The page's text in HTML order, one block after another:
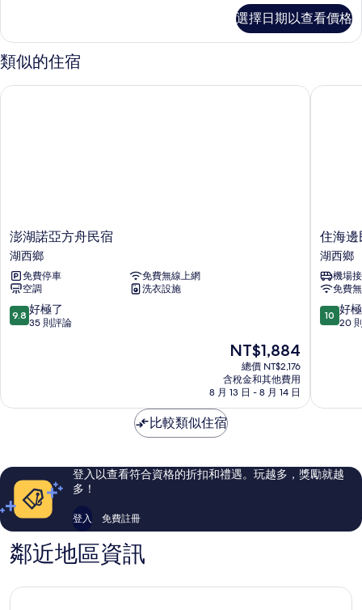
人
房
的
所
燈
塔
四
房
選擇日期以查看價格
類似的住宿
澎
湖
諾
亞
方
舟
民
澎湖諾亞方舟民宿
湖西鄉
免費停車
免費無線上網
空調
洗衣設施
9.8
分，
極
評
論
9.8 好極了
35 則評論
現
價
格
為
NT$1,884
總價 NT$2,176
含稅金和其他費用
8 月 13 日 - 8 月 14 日
澎湖諾亞方舟民宿
住
海
邊
民
宿
湖
西
住海邊
湖西鄉
機場
免費
10.0
分，
極
評
論
10 好
20
住海邊
比較類似住宿
登入以查看符合資格的折扣和禮遇。玩越多，獎勵就越
多！
登入 免費註冊
鄰近地區資訊